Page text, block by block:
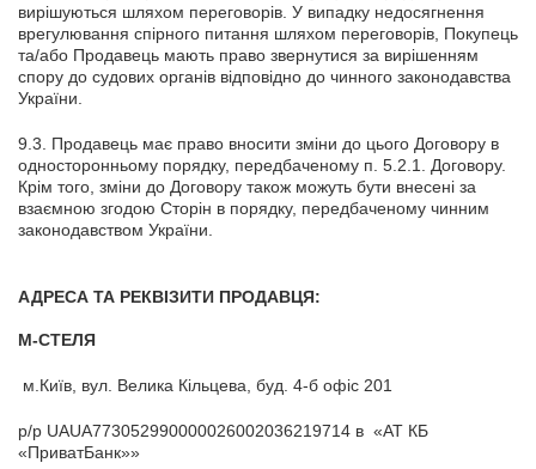
вирішуються шляхом переговорів. У випадку недосягнення
врегулювання спірного питання шляхом переговорів, Покупець
та/або Продавець мають право звернутися за вирішенням
спору до судових органів відповідно до чинного законодавства
України.
9.3. Продавець має право вносити зміни до цього Договору в
односторонньому порядку, передбаченому п. 5.2.1. Договору.
Крім того, зміни до Договору також можуть бути внесені за
взаємною згодою Сторін в порядку, передбаченому чинним
законодавством України.
АДРЕСА ТА РЕКВІЗИТИ ПРОДАВЦЯ:
М-СТЕЛЯ
м.Київ, вул. Велика Кільцева, буд. 4-б офіс 201
р/р UAUA773052990000026002036219714 в «АТ КБ
«ПриватБанк»»